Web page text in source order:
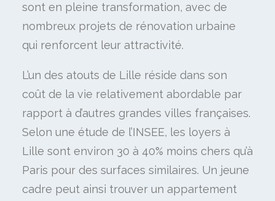
sont en pleine transformation, avec de
nombreux projets de rénovation urbaine
qui renforcent leur attractivité.
L’un des atouts de Lille réside dans son
coût de la vie relativement abordable par
rapport à d’autres grandes villes françaises.
Selon une étude de l’INSEE, les loyers à
Lille sont environ 30 à 40% moins chers qu’à
Paris pour des surfaces similaires. Un jeune
cadre peut ainsi trouver un appartement